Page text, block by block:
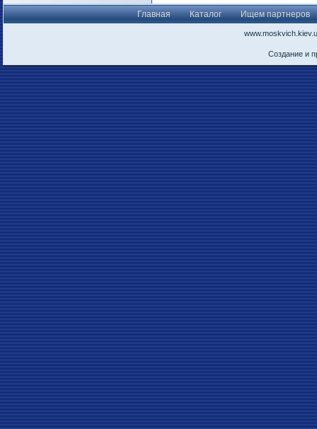
Главная Каталог Ищем партнеров
Создание и